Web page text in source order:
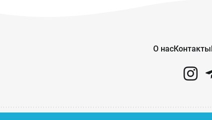
О насКонтакты